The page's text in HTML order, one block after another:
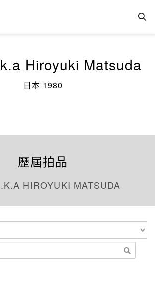
Hiroyuki Matsuda
日本 1980
歷屆拍品
HIROYUKI MATSUDA